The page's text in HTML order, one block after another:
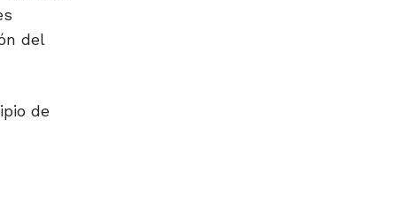
del
de